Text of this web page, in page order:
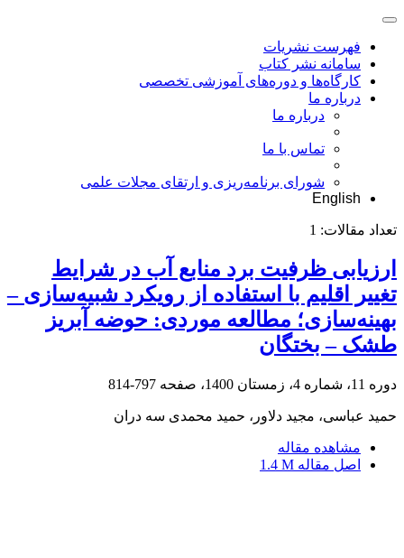
فهرست نشریات
سامانه نشر کتاب
کارگاه‌ها و دوره‌های آموزشی تخصصی
درباره ما
درباره ما
تماس با ما
شورای برنامه‌ریزی و ارتقای مجلات علمی
English
تعداد مقالات: 1
ارزیابی ظرفیت برد منابع آب در شرایط
تغییر اقلیم با استفاده از رویکرد شبیه‌سازی –
بهینه‌سازی؛ مطالعه موردی: حوضه آبریز
طشک – بختگان
دوره 11، شماره 4، زمستان 1400، صفحه 797-814
حمید عباسی، مجید دلاور، حمید محمدی سه دران
مشاهده مقاله
اصل مقاله 1.4 M